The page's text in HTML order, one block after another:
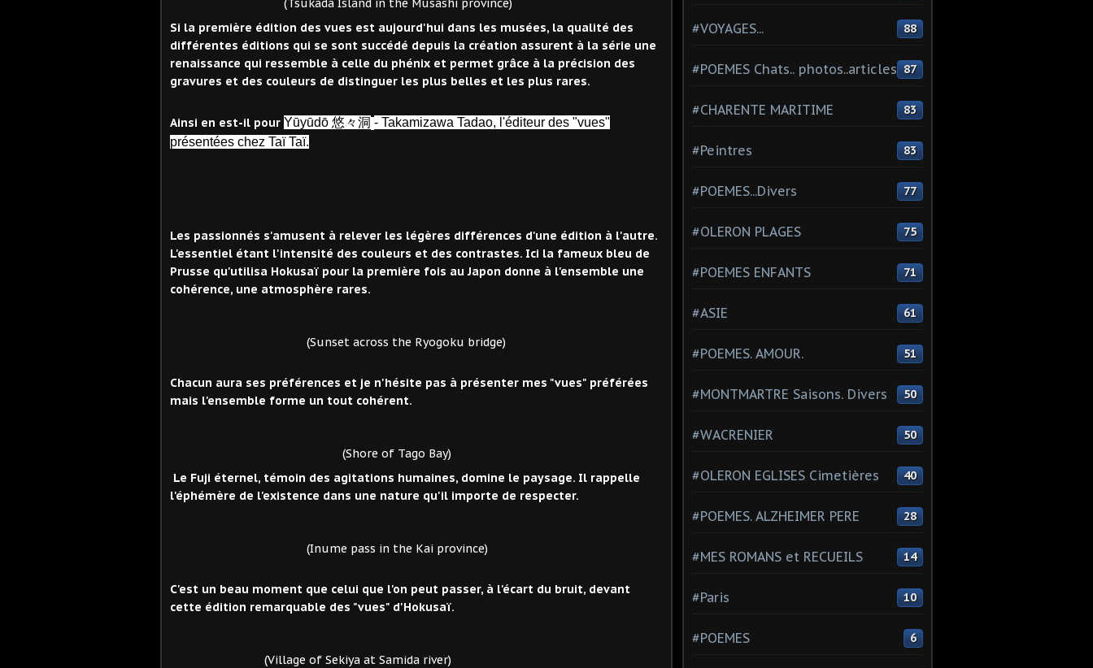
(Tsukada Island in the Musashi province)
Si la première édition des vues est aujourd'hui dans les musées, la qualité des
différentes éditions qui se sont succédé depuis la création assurent à la série une
renaissance qui ressemble à celle du phénix et permet grâce à la précision des
gravures et des couleurs de distinguer les plus belles et les plus rares.
Ainsi en est-il pour Yūyūdō 悠々洞 - Takamizawa Tadao, l'éditeur des "vues"
présentées chez Taï Taï.
Les passionnés s'amusent à relever les légères différences d'une édition à l'autre.
L'essentiel étant l'intensité des couleurs et des contrastes. Ici la fameux bleu de
Prusse qu'utilisa Hokusaï pour la première fois au Japon donne à l'ensemble une
cohérence, une atmosphère rares.
(Sunset across the Ryogoku bridge)
Chacun aura ses préférences et je n'hésite pas à présenter mes "vues" préférées
mais l'ensemble forme un tout cohérent.
(Shore of Tago Bay)
Le Fuji éternel, témoin des agitations humaines, domine le paysage. Il rappelle
l'éphémère de l'existence dans une nature qu'il importe de respecter.
(Inume pass in the Kai province)
C'est un beau moment que celui que l'on peut passer, à l'écart du bruit, devant
cette édition remarquable des "vues" d'Hokusaï.
(Village of Sekiya at Samida river)
#VOYAGES... 88
#POEMES Chats.. photos..articles 87
#CHARENTE MARITIME 83
#Peintres 83
#POEMES...Divers 77
#OLERON PLAGES 75
#POEMES ENFANTS 71
#ASIE 61
#POEMES. AMOUR. 51
#MONTMARTRE Saisons. Divers 50
#WACRENIER 50
#OLERON EGLISES Cimetières 40
#POEMES. ALZHEIMER PERE 28
#MES ROMANS et RECUEILS 14
#Paris 10
#POEMES 6